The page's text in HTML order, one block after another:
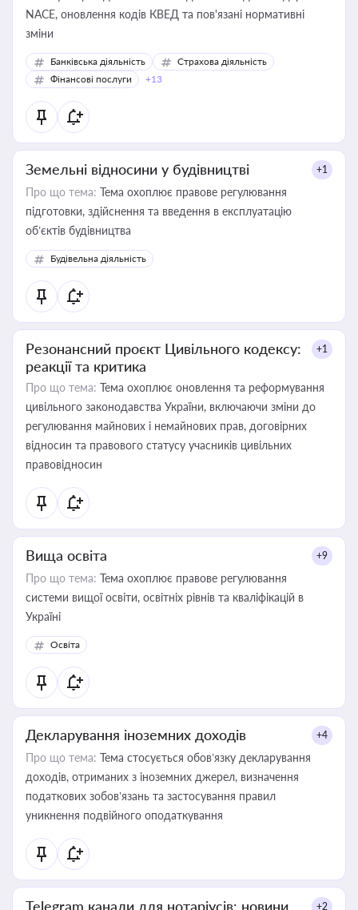
NACE, оновлення кодів КВЕД та пов'язані нормативні
зміни
Банківська діяльність
Страхова діяльність
Фінансові послуги
+13
Земельні відносини у будівництві +1
Про що тема: Тема охоплює правове регулювання
підготовки, здійснення та введення в експлуатацію
об’єктів будівництва
Будівельна діяльність
Резонансний проєкт Цивільного кодексу:
реакції та критика
+1
Про що тема: Тема охоплює оновлення та реформування
цивільного законодавства України, включаючи зміни до
регулювання майнових і немайнових прав, договірних
відносин та правового статусу учасників цивільних
правовідносин
Вища освіта +9
Про що тема: Тема охоплює правове регулювання
системи вищої освіти, освітніх рівнів та кваліфікацій в
Україні
Освіта
Декларування іноземних доходів +4
Про що тема: Тема стосується обов’язку декларування
доходів, отриманих з іноземних джерел, визначення
податкових зобов’язань та застосування правил
уникнення подвійного оподаткування
Telegram канали для нотаріусів: новини,
+2